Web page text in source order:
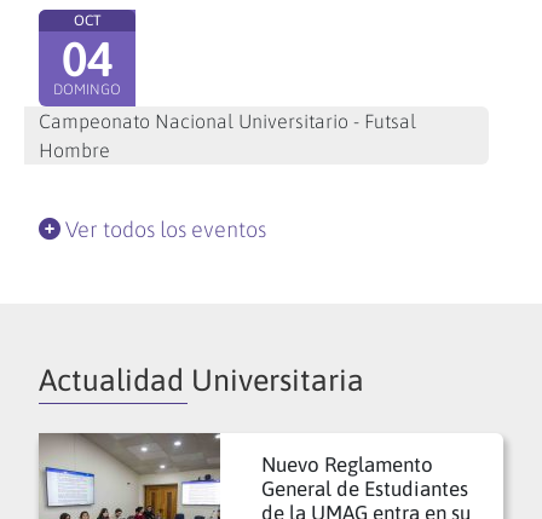
OCT
04
DOMINGO
Campeonato Nacional Universitario - Futsal
Hombre
Ver todos los eventos
Actualidad Universitaria
Nuevo Reglamento
General de Estudiantes
de la UMAG entra en su